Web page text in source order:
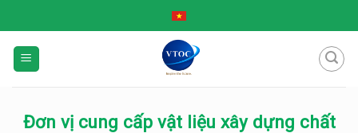
to
content
Đơn vị cung cấp vật liệu xây dựng chất